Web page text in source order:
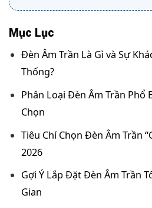
Mục Lục
Đèn Âm Trần Là Gì và Sự
Thống?
Phân Loại Đèn Âm Trần Phổ
Chọn
Tiêu Chí Chọn Đèn Âm Trần
2026
Gợi Ý Lắp Đặt Đèn Âm Trần
Gian